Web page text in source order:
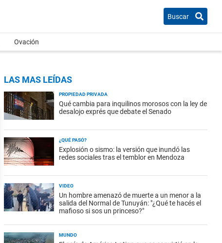
Buscar
Ovación
LAS MAS LEÍDAS
PROPIEDAD PRIVADA
Qué cambia para inquilinos morosos con la ley de
desalojo exprés que debate el Senado
¿QUÉ PASÓ?
Explosión o sismo: la versión que inundó las
redes sociales tras el temblor en Mendoza
VIDEO
Un hombre amenazó de muerte a un menor a la
salida del Normal de Tunuyán: "¿Qué te hacés el
mafioso si sos un princeso?"
MUNDO